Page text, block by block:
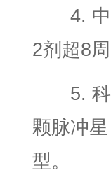
4. 中
2剂超8
5. 科
颗脉冲
型。